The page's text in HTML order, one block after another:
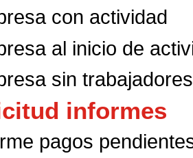
con actividad
al inicio de
sin
informes
pagos